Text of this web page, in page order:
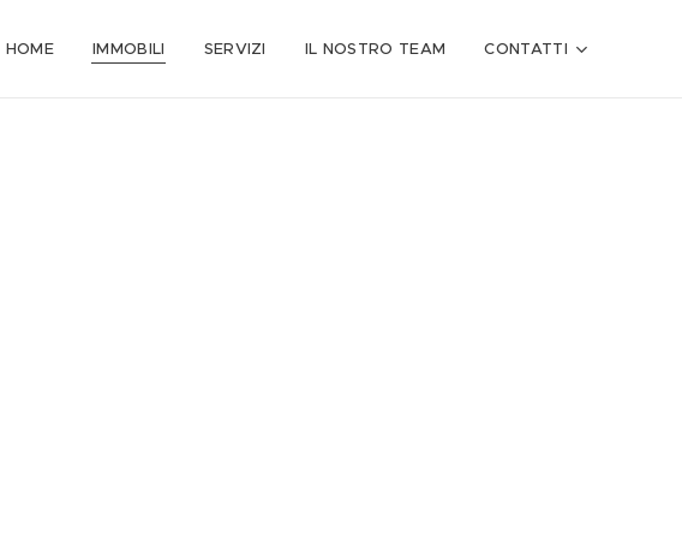
HOME IMMOBILI SERVIZI IL NOSTRO TEAM CONTATTI